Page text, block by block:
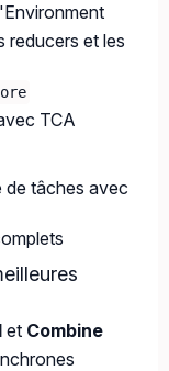
reducers et les
TCA
de tâches avec
et Combine